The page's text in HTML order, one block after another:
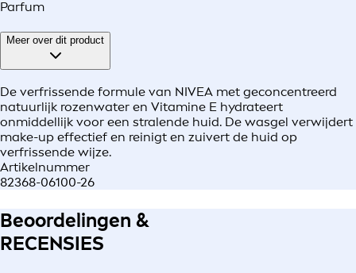
Parfum
Meer over dit product
De verfrissende formule van NIVEA met geconcentreerd
natuurlijk rozenwater en Vitamine E hydrateert
onmiddellijk voor een stralende huid. De wasgel verwijdert
make-up effectief en reinigt en zuivert de huid op
verfrissende wijze.
Artikelnummer
82368-06100-26
Beoordelingen &
RECENSIES